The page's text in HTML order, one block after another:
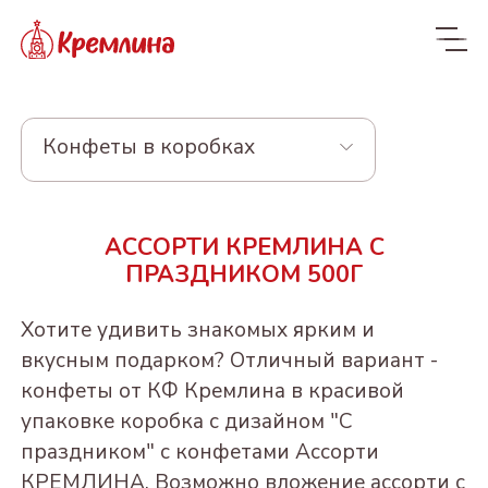
Конфеты в коробках
Новинки
NEW
КРЕМЛИНА ЧИЗ
КУРАГА КРЕМЛИНА
ЧИЗ
ФИНИК КРЕМЛИНА
Из сухофруктов
ЧЕРНОСЛИВ
ШОКОЛАДНЫЙ
Из орехов и
сухофруктов
Драже
Из орехов и вишни в
шоколаде
ВИШНЯ В
"Котики - Маркотики"
Конфеты в пакетах
Пакеты 190-300г
Конфеты и батончики
БЕЗ САХАРА
АССОРТИ КРЕМЛИНА С
ПРАЗДНИКОМ 500Г
Хотите удивить знакомых ярким и
вкусным подарком? Отличный вариант -
конфеты от КФ Кремлина в красивой
упаковке коробка с дизайном "С
праздником" с конфетами Ассорти